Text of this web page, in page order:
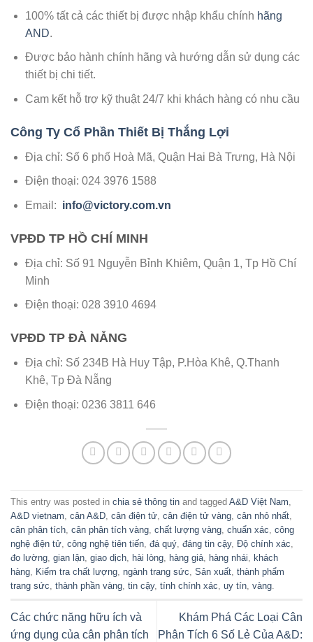
100% tất cả các thiết bị được nhập khẩu chính hãng
AND.
Được bảo hành chính hãng và hướng dẫn sử dụng các
thiết bị chi tiết.
Cam kết hỗ trợ kỹ thuật 24/7 khi khách hàng có nhu cầu
Công Ty Cổ Phần Thiết Bị Thắng Lợi
Địa chỉ: Số 6 phố Hoà Mã, Quận Hai Bà Trưng, Hà Nội
Điện thoại: 024 3976 1588
Email: info@victory.com.vn
VPĐD TP HỒ CHÍ MINH
Địa chỉ: Số 91 Nguyễn Bỉnh Khiêm, Quận 1, Tp Hồ Chí
Minh
Điện thoại: 028 3910 4694
VPĐD TP ĐÀ NẴNG
Địa chỉ: Số 234B Hà Huy Tập, P.Hòa Khê, Q.Thanh
Khê, Tp Đà Nẵng
Điện thoại: 0236 3811 646
This entry was posted in chia sẻ thông tin and tagged A&D Việt Nam,
A&D vietnam, cân A&D, cân điện tử, cân điện tử vàng, cân nhỏ nhất,
cân phân tích, cân phân tích vàng, chất lượng vàng, chuẩn xác, công
nghệ điện tử, công nghệ tiên tiến, đá quý, đáng tin cậy, Độ chính xác,
đo lường, gian lận, giao dịch, hài lòng, hàng giả, hàng nhái, khách
hàng, Kiểm tra chất lượng, ngành trang sức, Sản xuất, thành phẩm
trang sức, thành phần vàng, tin cậy, tính chính xác, uy tín, vàng.
Các chức năng hữu ích và
ứng dụng của cân phân tích
Khám Phá Các Loại Cân
Phân Tích 6 Số Lẻ Của A&D: